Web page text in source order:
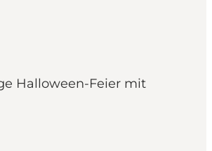
Halloween-Feier mit